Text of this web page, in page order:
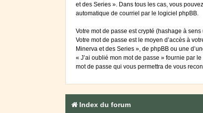
et des Series ». Dans tous les cas, vous
automatique de courriel par le logiciel phpBB.
Votre mot de passe est crypté (hashage à
Votre mot de passe est le moyen d’accès à
Minerva et des Series », de phpBB ou une
« J’ai oublié mon mot de passe » fournie par
mot de passe qui vous permettra de vous
Index du forum